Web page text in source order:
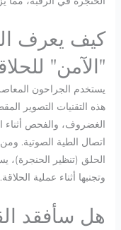
كيف يعرف
"الآمن"
يستخدم الجراحون
هذه التقنيات التصوير
الغضروف، والفحص أثناء
اتصال الطية الصوتية.
الحلق (تنظير الحنجرة)،
وتجنبها أثناء عملية الحلاقة.
هل سأفقد